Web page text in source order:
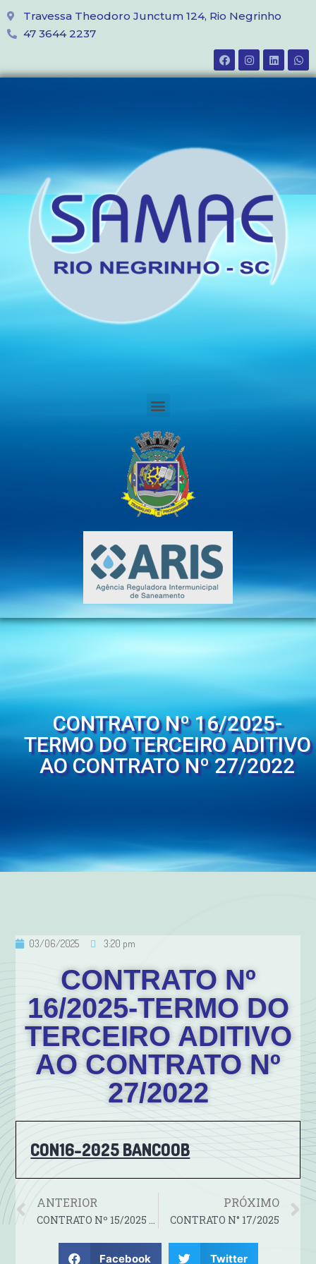
Travessa Theodoro Junctum 124, Rio Negrinho
47 3644 2237
CONTRATO Nº 16/2025-
TERMO DO TERCEIRO ADITIVO
AO CONTRATO Nº 27/2022
03/06/2025 3:20 pm
CONTRATO Nº
16/2025-TERMO DO
TERCEIRO ADITIVO
AO CONTRATO Nº
27/2022
CON16-2025 BANCOOB
ANTERIOR
CONTRATO Nº 15/2025 -TERMO DO TERCEIRO ADITIVO AO CONTRATO Nº 26/2022,
PRÓXIMO
CONTRATO N° 17/2025
Facebook Twitter